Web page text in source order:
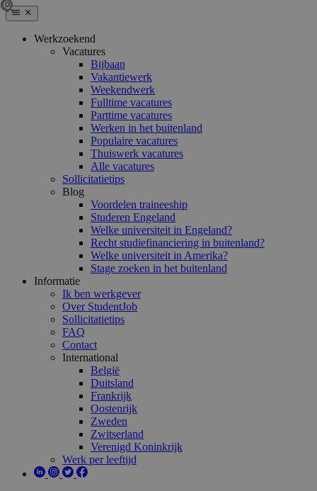
Werkzoekend
Vacatures
Bijbaan
Vakantiewerk
Weekendwerk
Fulltime vacatures
Parttime vacatures
Werken in het buitenland
Populaire vacatures
Thuiswerk vacatures
Alle vacatures
Sollicitatietips
Blog
Voordelen traineeship
Studeren Engeland
Welke universiteit in Engeland?
Recht studiefinanciering in buitenland?
Welke universiteit in Amerika?
Stage zoeken in het buitenland
Informatie
Ik ben werkgever
Over StudentJob
Sollicitatietips
FAQ
Contact
International
België
Duitsland
Frankrijk
Oostenrijk
Zweden
Zwitserland
Verenigd Koninkrijk
Werk per leeftijd